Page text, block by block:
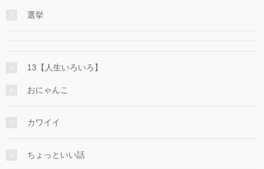
選挙
13【人生いろいろ】
おにゃんこ
カワイイ
ちょっといい話